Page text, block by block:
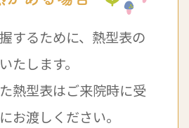
するために、熱型表の
たします。
熱型表はご来院時に受
お渡しください。